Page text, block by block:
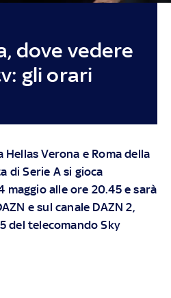
dove vedere
gli orari
Verona e Roma della
di Serie A si gioca
maggio alle ore 20.45 e sarà
e sul canale DAZN 2,
del telecomando Sky